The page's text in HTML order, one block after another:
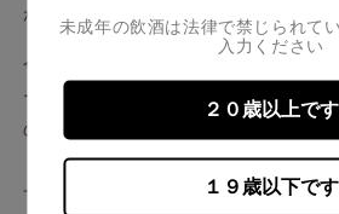
を
ら
を
や
が特長のブレンデッドスコッチウイ
今回、リチャード・クインが手がけ
ーションボトルに描かれた青いバラ
の高貴で独特なブランドの世界観と
ドの国花アザミは、力強さとエッジ
す。この鮮やかなフラワーデザイン
未成年の飲酒は法律で禁じられて
入力ください
２０歳以上です
１９歳以下です